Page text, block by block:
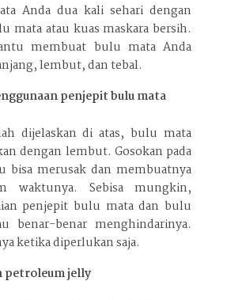
Anda dua kali sehari dengan
mata atau kuas maskara bersih.
membuat bulu mata Anda
lembut, dan tebal.
penjepit bulu mata
dijelaskan di atas, bulu mata
dengan lembut. Gosokan pada
bisa merusak dan membuatnya
waktunya. Sebisa mungkin,
penjepit bulu mata dan bulu
benar-benar menghindarinya.
ketika diperlukan saja.
petroleum jelly